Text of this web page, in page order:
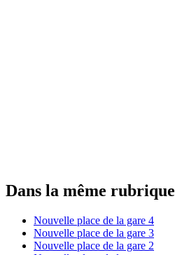
Dans la même rubrique
Nouvelle place de la gare 4
Nouvelle place de la gare 3
Nouvelle place de la gare 2